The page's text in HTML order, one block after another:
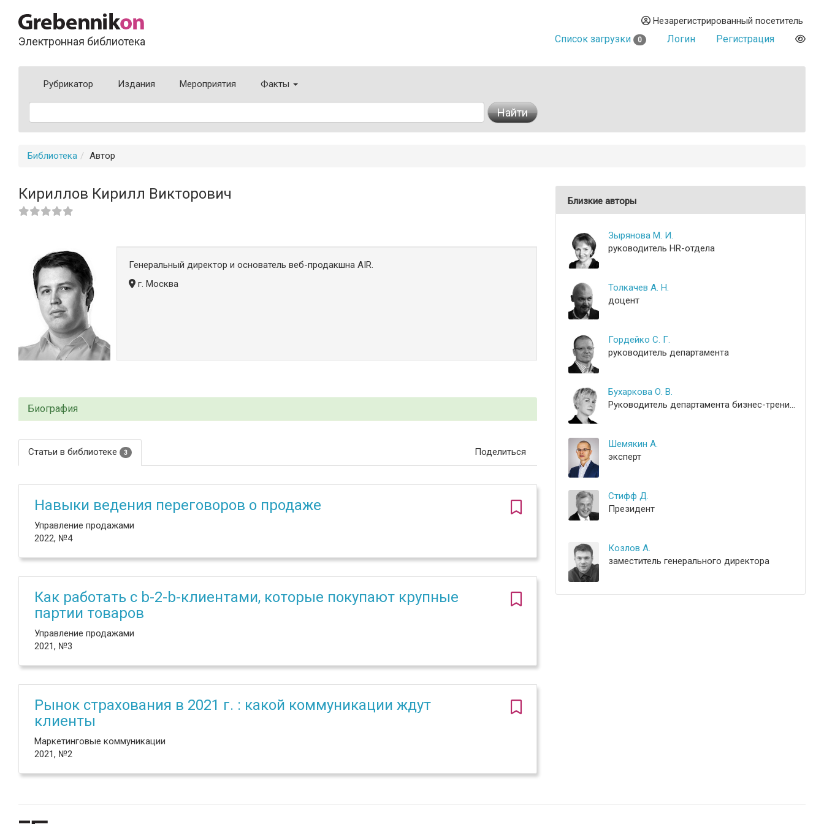
Электронная библиотека
Незарегистрированный посетитель
Список загрузки 0 Логин Регистрация
Рубрикатор Издания Мероприятия Факты
Найти
Библиотека Автор
Кириллов Кирилл Викторович
Генеральный директор и основатель веб-продакшна AIR.
г. Москва
Биография
Статьи в библиотеке 3 Поделиться
Навыки ведения переговоров о продаже
Управление продажами
2022, №4
Как работать с b-2-b-клиентами, которые покупают крупные
партии товаров
Управление продажами
2021, №3
Рынок страхования в 2021 г. : какой коммуникации ждут
клиенты
Маркетинговые коммуникации
2021, №2
Близкие авторы
Зырянова М. И.
руководитель HR-отдела
Толкачев А. Н.
доцент
Гордейко С. Г.
руководитель департамента
Бухаркова О. В.
Руководитель департамента бизнес-тренингов и развития
Шемякин А.
эксперт
Стифф Д.
Президент
Козлов А.
заместитель генерального директора